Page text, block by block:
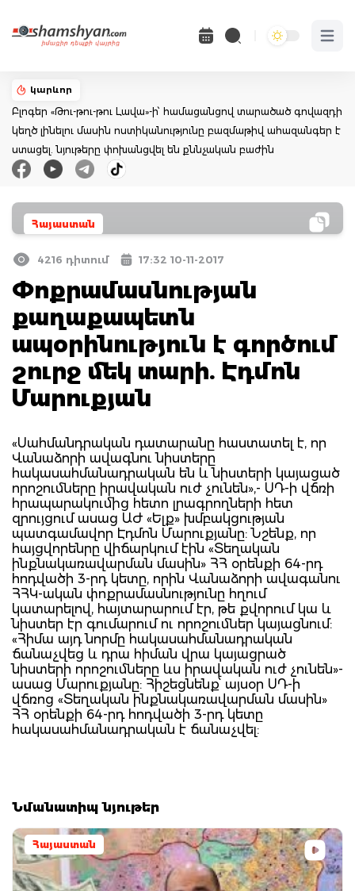
Open
կարևոր
Բլոգեր «Թու-թու-թու Լավա»-ի՝ համացանցով տարածած գովազդի
կեղծ լինելու մասին ոստիկանությունը բազմաթիվ ահազանգեր է
ստացել. նյութերը փոխանցվել են քննչական բաժին
Հայաստան
4216 դիտում 17:32 10-11-2017
Փոքրամասնության
քաղաքապետն
ապօրինություն է գործում
շուրջ մեկ տարի. Էդմոն
Մարուքյան
«Սահմանդրական դատարանը հաստատել է, որ
Վանաձորի ավագնու նիստերը
հակասահմանադրական են և նիստերի կայացած
որոշումները իրավական ուժ չունեն»,- ՍԴ-ի վճռի
հրապարակումից հետո լրագրողների հետ
զրույցում ասաց ԱԺ «Ելք» խմբակցության
պատգամավոր Էդմոն Մարուքյանը: Նշենք, որ
հայցվորենրը վիճարկում էին «Տեղական
ինքնակառավարման մասին» ՀՀ օրենքի 64-րդ
հոդվածի 3-րդ կետը, որին Վանաձորի ավագանու
ՀՀԿ-ական փոքրամասնությունը հղում
կատարելով, հայտարարում էր, թե քվորում կա և
նիստեր էր գումարում ու որոշումներ կայացնում:
«Հիմա այդ նորմը հակասահմանադրական
ճանաչվեց և դրա հիման վրա կայացրած
նիստերի որոշումները ևս իրավական ուժ չունեն»-
ասաց Մարուքյանը: Հիշեցնենք՝ այսօր ՍԴ-ի
վճռոց «Տեղական ինքնակառավարման մասին»
ՀՀ օրենքի 64-րդ հոդվածի 3-րդ կետը
հակասահմանադրական է ճանաչվել:
Նմանատիպ նյութեր
Հայաստան